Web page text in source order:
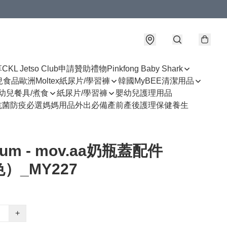
CKL Jetso Club申請贊助禮物Pinkfong Baby Shark
食品歐洲Moltex紙尿片/學習褲
韓國MyBEE清潔用品
兒餐具/煮食 紙尿片/學習褲
嬰幼兒護理用品
菌防疫必選媽媽用品外出必備產前產後護理保健養生
- mov.aa奶瓶蓋配件
）_MY227
+